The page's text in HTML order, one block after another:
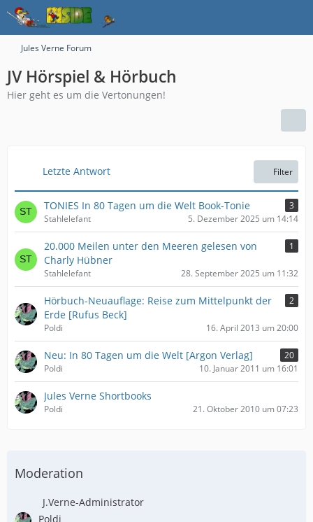
Jules Verne Forum
JV Hörspiel & Hörbuch
Hier geht es um die Vertonungen!
Letzte Antwort Filter
TONIES In 80 Tagen um die Welt Book-Tonie
3
Stahlelefant
5. Dezember 2025 um 14:14
20.000 Meilen unter den Meeren gelesen von
Charly Hübner
1
Stahlelefant 28. September 2025 um 11:32
Hörbuch-Neuauflage: Reise zum Mittelpunkt der
Erde [Rufus Beck]
2
Poldi 16. April 2013 um 20:00
Neu: In 80 Tagen um die Welt [Argon Verlag]
20
Poldi
10. Januar 2011 um 16:01
Jules Verne Shortbooks
Poldi 21. Oktober 2010 um 07:23
Moderation
J.Verne-Administrator
Poldi